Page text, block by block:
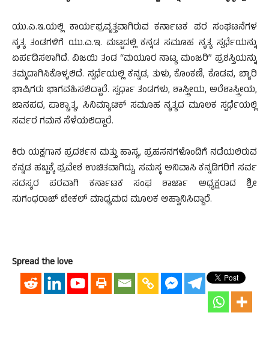
ಯು.ಎ.ಇ.ಯಲ್ಲಿ ಕಾರ್ಯಪ್ರವೃತ್ತವಾಗಿರುವ ಕರ್ನಾಟಕ ಪರ ಸಂಘಟನೆಗಳ
ನೃತ್ಯ ತಂಡಗಳಿಗೆ ಯು.ಎ.ಇ. ಮಟ್ಟದಲ್ಲಿ ಕನ್ನಡ ಸಮೂಹ ನೃತ್ಯ ಸ್ಪರ್ಧೆಯನ್ನು
ಏರ್ಪಡಿಸಲಾಗಿದೆ. ವಿಜಯಿ ತಂಡ “ಮಯೂರ ನಾಟ್ಯ ಮಂಜರಿ” ಪ್ರಶಸ್ತಿಯನ್ನು
ತಮ್ಮದಾಗಿಸಿಕೊಳ್ಳಲಿದೆ. ಸ್ಪರ್ಧೆಯಲ್ಲಿ ಕನ್ನಡ, ತುಳು, ಕೊಂಕಣಿ, ಕೊಡವ, ಬ್ಯಾರಿ
ಭಾಷಿಗರು ಭಾಗವಹಿಸಲಿದ್ದಾರೆ. ಸ್ಪರ್ಧಾ ತಂಡಗಳು, ಶಾಸ್ತ್ರೀಯ, ಅರೆಶಾಸ್ತ್ರೀಯ,
ಜಾನಪದ, ಪಾಶ್ಚಾತ್ಯ, ಸಿನಿಮ್ಯಾಟಿಕ್ ಸಮೂಹ ನೃತ್ಯದ ಮೂಲಕ ಸ್ಪರ್ಧೆಯಲ್ಲಿ
ಸರ್ವರ ಗಮನ ಸೆಳೆಯಲಿದ್ದಾರೆ.
ಕಿರು ಯಕ್ಷಗಾನ ಪ್ರದರ್ಶನ ಮತ್ತು ಹಾಸ್ಯ, ಪ್ರಹಸನಗಳೊಂದಿಗೆ ನಡೆಯಲಿರುವ
ಕನ್ನಡ ಹಬ್ಬಕ್ಕೆ ಪ್ರವೇಶ ಉಚಿತವಾಗಿದ್ದು, ಸಮಸ್ಥ ಅನಿವಾಸಿ ಕನ್ನಡಿಗರಿಗೆ ಸರ್ವ
ಸದಸ್ಯರ ಪರವಾಗಿ ಕರ್ನಾಟಕ ಸಂಘ ಶಾರ್ಜಾ ಅಧ್ಯಕ್ಷರಾದ ಶ್ರೀ
ಸುಗಂಧರಾಜ್ ಬೇಕಲ್ ಮಾಧ್ಯಮದ ಮೂಲಕ ಆಹ್ವಾನಿಸಿದ್ದಾರೆ.
Spread the love